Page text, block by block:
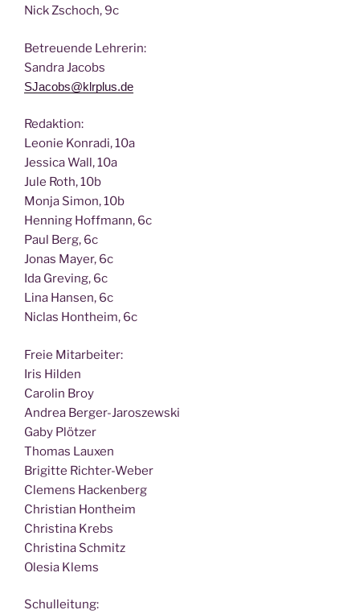
Nick Zscho­ch, 9c
Betreu­en­de Lehrerin:
San­dra Jacobs
SJacobs@klrplus.de
Redak­ti­on:
Leo­nie Kon­ra­di, 10a
Jes­si­ca Wall, 10a
Jule Roth, 10b
Mon­ja Simon, 10b
Hen­ning Hoff­mann, 6c
Paul Berg, 6c
Jonas May­er, 6c
Ida Gre­ving, 6c
Lina Han­sen, 6c
Nic­las Hont­heim, 6c
Freie Mit­ar­bei­ter:
Iris Hilden
Caro­lin Broy
Andrea Berger-Jaroszewski
Gaby Plötzer
Tho­mas Lauxen
Bri­git­te Richter-Weber
Cle­mens Hackenberg
Chris­ti­an Hontheim
Chris­ti­na Krebs
Chris­ti­na Schmitz
Ole­sia Klems
Schul­lei­tung: